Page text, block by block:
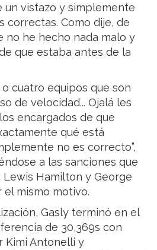
un vistazo y simplemente
correctas. Como dije, de
no he hecho nada malo y
que estaba antes de la
cuatro equipos que son
de velocidad... Ojalá les
encargados de que
qué está
no es correcto”,
a las sanciones que
Hamilton y George
el mismo motivo.
Gasly terminó en el
de 30,369s con
Kimi Antonelli y